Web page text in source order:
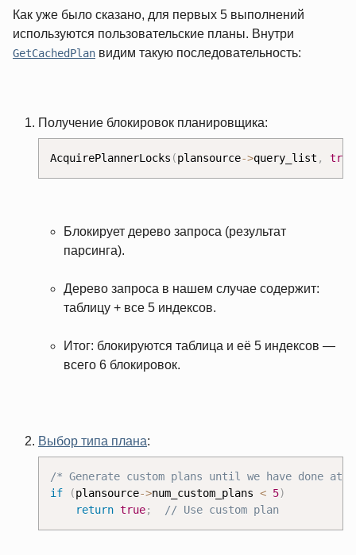
Как уже было сказано, для первых 5 выполнений
используются пользовательские планы. Внутри
GetCachedPlan видим такую последовательность:
Получение блокировок планировщика:
AcquirePlannerLocks (plansource->query_list , true
Блокирует дерево запроса (результат
парсинга).
Дерево запроса в нашем случае содержит:
таблицу + все 5 индексов.
Итог: блокируются таблица и её 5 индексов —
всего 6 блокировок.
Выбор типа плана:
/* Generate custom plans until we have done
if
(plansource->num_custom_plans < 5)
return true; // Use custom plan